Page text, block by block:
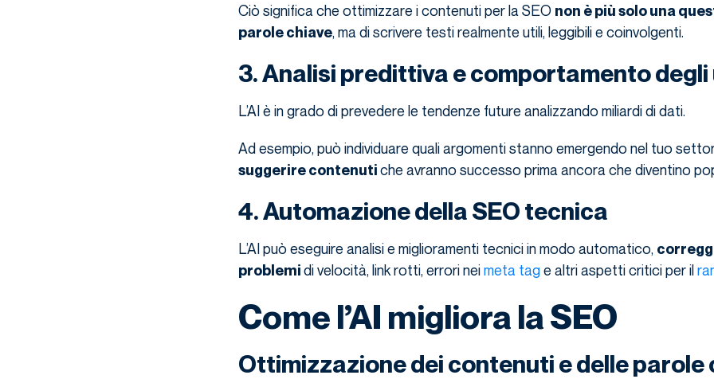
Ciò significa che ottimizzare i contenuti per la SEO non è più solo una
parole chiave, ma di scrivere testi realmente utili, leggibili e coinvolgenti.
3. Analisi predittiva e comportamento
L’AI è in grado di prevedere le tendenze future analizzando miliardi di dati.
Ad esempio, può individuare quali argomenti stanno emergendo nel tuo
suggerire contenutiche avranno successo prima ancora che diventino
4. Automazione della SEO tecnica
L’AI può eseguire analisi e miglioramenti tecnici in modo automatico,
problemidi velocità, link rotti, errori neimeta tage altri aspetti critici per il
Come l’AI migliora la SEO
Ottimizzazione dei contenuti e delle parole